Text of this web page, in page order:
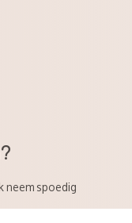
neem spoedig